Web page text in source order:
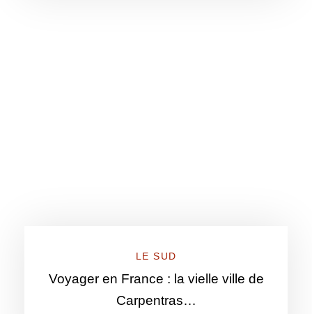
LE SUD
Voyager en France : la vielle ville de
Carpentras…